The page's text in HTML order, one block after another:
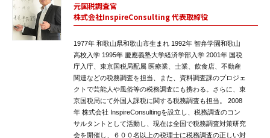
元国税調査官
株式会社InspireConsulting 代表取締役
1977年 和歌山県和歌山市生まれ 1992年 智弁学園和歌山
高校入学 1995年 慶應義塾大学経済学部入学 2001年 国税
庁入庁、東京国税局配属 医療業、士業、飲食店、不動産
関連などの税務調査を担当、また、資料調査課のプロジェ
クトで芸能人や風俗等の税務調査にも携わる。さらに、東
京国税局にて外国人課税に関する税務調査も担当。 2008
年 株式会社 InspireConsultingを設立し、税務調査のコン
サルタントとして活動し、現在は全国で税務調査対策研究
会を開催し、６００名以上の税理士に税務調査の正しい対